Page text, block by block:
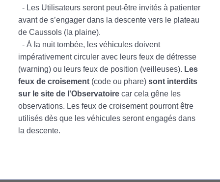
- Les Utilisateurs seront peut-être invités à patienter
avant de s’engager dans la descente vers le plateau
de Caussols (la plaine).
- À la nuit tombée, les véhicules doivent
impérativement circuler avec leurs feux de détresse
(warning) ou leurs feux de position (veilleuses). Les
feux de croisement (code ou phare) sont interdits
sur le site de l'Observatoire car cela gêne les
observations. Les feux de croisement pourront être
utilisés dès que les véhicules seront engagés dans
la descente.